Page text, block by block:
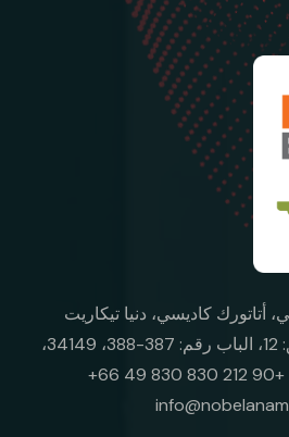
أتاتورك كاديسي، دنيا تيكاريت
ميركيزي، A1 بلوك، الطابق: 12، الباب رقم: 387-388، 34149،